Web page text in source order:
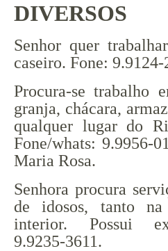
DIVERSOS
Senhor quer
caseiro. Fone: 9.9124-
Procura-se trabalho
granja, chácara,
qualquer lugar do
Fone/whats: 9.9956-
Maria Rosa.
Senhora procura
de idosos, tanto
interior. Possui
9.9235-3611.